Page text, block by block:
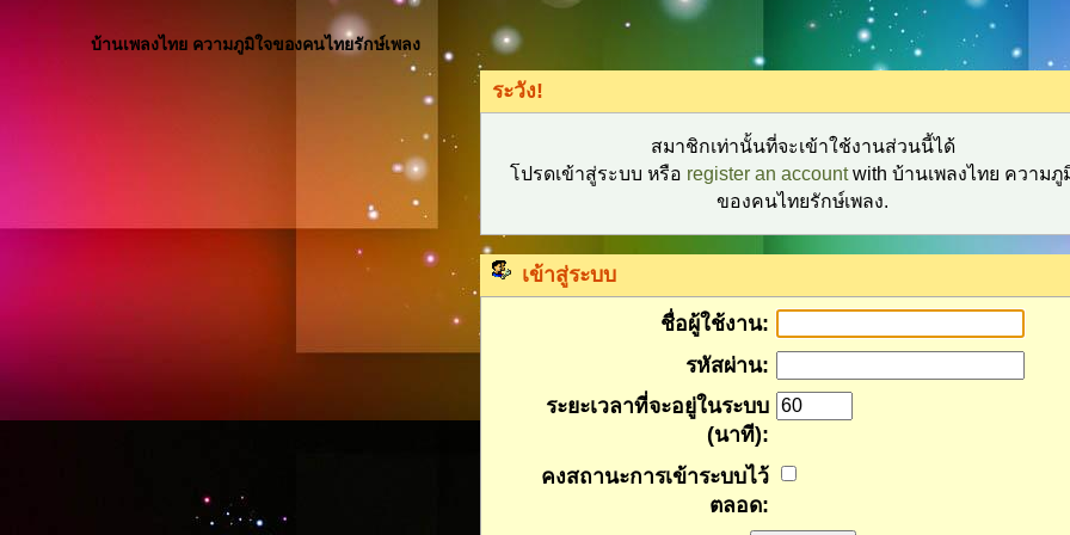
บ้านเพลงไทย ความภูมิใจของคนไทยรักษ์เพลง
ระวัง!
สมาชิกเท่านั้นที่จะเข้าใช้งานส่วนนี้ได้
โปรดเข้าสู่ระบบ หรือ register an accountwith บ้านเพลงไทย ความภู
ของคนไทยรักษ์เพลง.
เข้าสู่ระบบ
ชื่อผู้ใช้งาน:
รหัสผ่าน:
ระยะเวลาที่จะอยู่ในระบบ
(นาที):
คงสถานะการเข้าระบบไว้
ตลอด: